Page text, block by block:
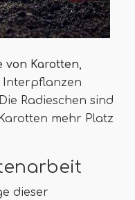
von Karotten,
Interpflanzen
Radieschen sind
mehr Platz
dieser